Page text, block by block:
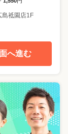
島祗園店1F
へ進む